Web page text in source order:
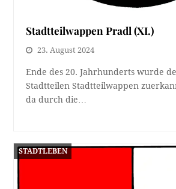
Stadtteilwappen Pradl (XI.)
23. August 2024
Ende des 20. Jahrhunderts wurde
Stadtteilen Stadtteilwappen
da durch die…
STADTLEBEN